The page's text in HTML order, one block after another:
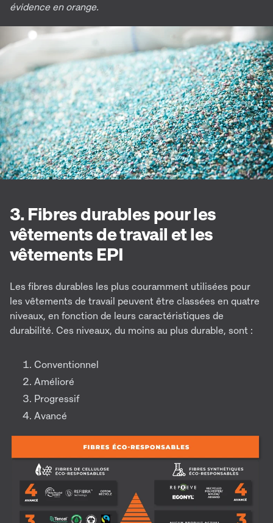
évidence en orange.
3. Fibres durables pour les
vêtements de travail et les
vêtements EPI
Les fibres durables les plus couramment utilisées pour
les vêtements de travail peuvent être classées en quatre
niveaux, en fonction de leurs caractéristiques de
durabilité. Ces niveaux, du moins au plus durable, sont :
Conventionnel
Amélioré
Progressif
Avancé